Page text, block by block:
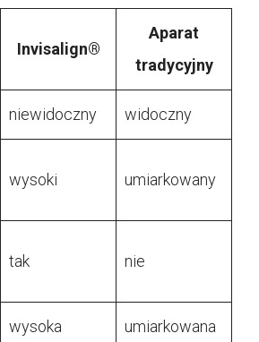
Invisalign®
Aparat
tradycyjny
niewidoczny widoczny
wysoki umiarkowany
tak nie
wysoka umiarkowana